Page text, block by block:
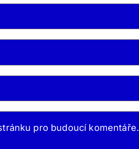
pro budoucí komentáře.